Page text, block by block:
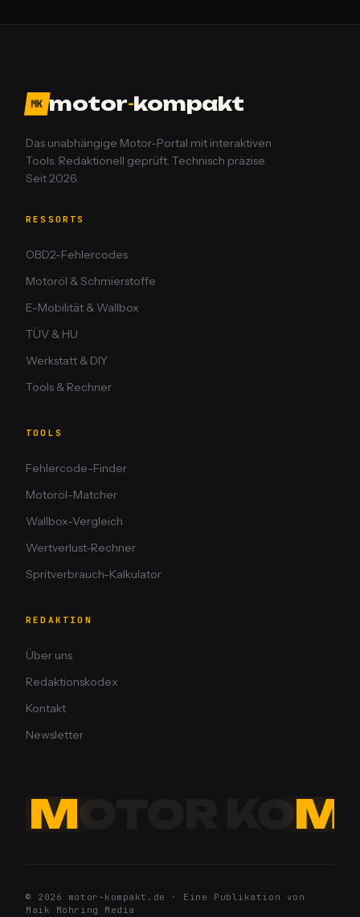
MK motor-kompakt
Das unabhängige Motor-Portal mit interaktiven
Tools. Redaktionell geprüft. Technisch präzise.
Seit 2026.
RESSORTS
OBD2-Fehlercodes
Motoröl & Schmierstoffe
E-Mobilität & Wallbox
TÜV & HU
Werkstatt & DIY
Tools & Rechner
TOOLS
Fehlercode-Finder
Motoröl-Matcher
Wallbox-Vergleich
Wertverlust-Rechner
Spritverbrauch-Kalkulator
REDAKTION
Über uns
Redaktionskodex
Kontakt
Newsletter
MOTOR KOM
© 2026 motor-kompakt.de · Eine Publikation von
Maik Möhring Media